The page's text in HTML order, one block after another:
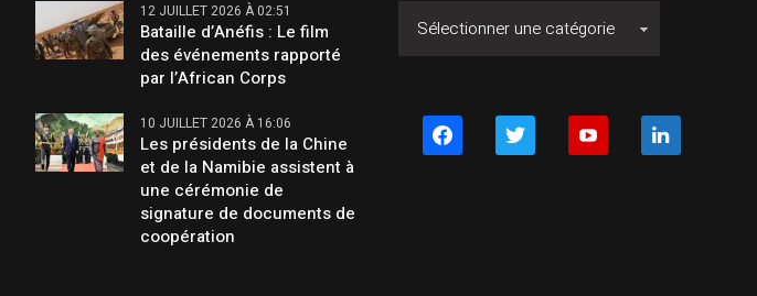
12 JUILLET 2026 À 02:51
Bataille d’Anéfis : Le film
des événements rapporté
par l’African Corps
10 JUILLET 2026 À 16:06
Les présidents de la Chine
et de la Namibie assistent à
une cérémonie de
signature de documents de
coopération
facebook twitter youtube linkedin